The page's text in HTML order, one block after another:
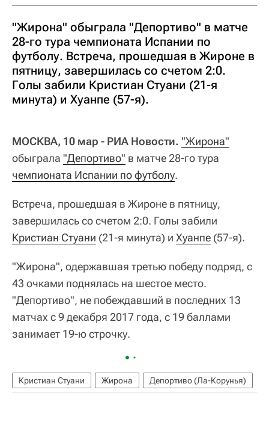
"Жирона" обыграла "Депортиво" в матче
28-го тура чемпионата Испании по
футболу. Встреча, прошедшая в Жироне в
пятницу, завершилась со счетом 2:0.
Голы забили Кристиан Стуани (21-я
минута) и Хуанпе (57-я).
МОСКВА, 10 мар - РИА Новости. "Жирона"
обыграла "Депортиво" в матче 28-го тура
чемпионата Испании по футболу.
Встреча, прошедшая в Жироне в пятницу,
завершилась со счетом 2:0. Голы забили
Кристиан Стуани (21-я минута) и Хуанпе (57-я).
"Жирона", одержавшая третью победу подряд, с
43 очками поднялась на шестое место.
"Депортиво", не побеждавший в последних 13
матчах с 9 декабря 2017 года, с 19 баллами
занимает 19-ю строчку.
Кристиан Стуани Жирона Депортиво (Ла-Корунья)